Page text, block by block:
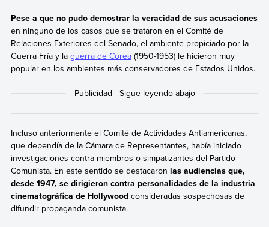
Pese a que no pudo demostrar la veracidad de sus acusaciones
en ninguno de los casos que se trataron en el Comité de
Relaciones Exteriores del Senado, el ambiente propiciado por la
Guerra Fría y la guerra de Corea(1950-1953) le hicieron muy
popular en los ambientes más conservadores de Estados Unidos.
Incluso anteriormente el Comité de Actividades Antiamericanas,
que dependía de la Cámara de Representantes, había iniciado
investigaciones contra miembros o simpatizantes del Partido
Comunista. En este sentido se destacaron las audiencias que,
desde 1947, se dirigieron contra personalidades de la industria
cinematográfica de Hollywood consideradas sospechosas de
difundir propaganda comunista.